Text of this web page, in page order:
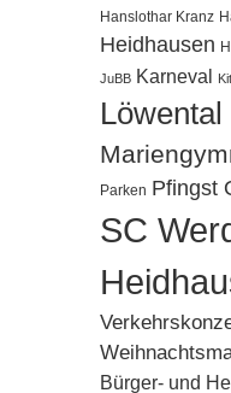
Hanslothar Kranz
Heidhausen
JuBB Karneval
Löwental
Parken Pfingst
SC
Bürger- und